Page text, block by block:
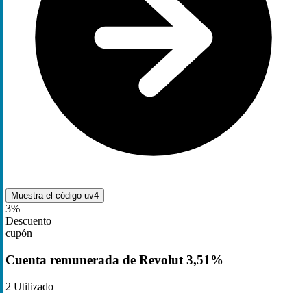
Muestra el código uv4
3%
Descuento
cupón
Cuenta remunerada de Revolut 3,51%
2 Utilizado